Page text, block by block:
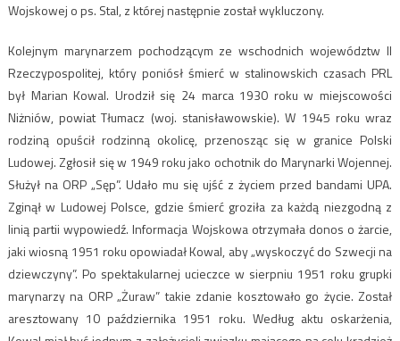
Wojskowej o ps. Stal, z której następnie został wykluczony.
Kolejnym marynarzem pochodzącym ze wschodnich województw II
Rzeczypospolitej, który poniósł śmierć w stalinowskich czasach PRL
był Marian Kowal. Urodził się 24 marca 1930 roku w miejscowości
Niżniów, powiat Tłumacz (woj. stanisławowskie). W 1945 roku wraz
rodziną opuścił rodzinną okolicę, przenosząc się w granice Polski
Ludowej. Zgłosił się w 1949 roku jako ochotnik do Marynarki Wojennej.
Służył na ORP „Sęp”. Udało mu się ujść z życiem przed bandami UPA.
Zginął w Ludowej Polsce, gdzie śmierć groziła za każdą niezgodną z
linią partii wypowiedź. Informacja Wojskowa otrzymała donos o żarcie,
jaki wiosną 1951 roku opowiadał Kowal, aby „wyskoczyć do Szwecji na
dziewczyny”. Po spektakularnej ucieczce w sierpniu 1951 roku grupki
marynarzy na ORP „Żuraw” takie zdanie kosztowało go życie. Został
aresztowany 10 października 1951 roku. Według aktu oskarżenia,